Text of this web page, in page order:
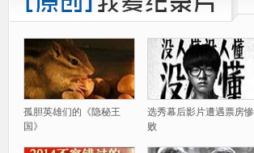
孤胆英雄们的《隐秘王
国》
选秀幕后影片遭遇票房惨
败